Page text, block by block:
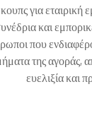
για
και
που
της αγοράς,
ευελιξία και